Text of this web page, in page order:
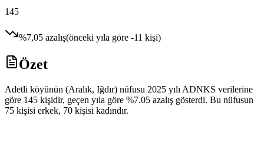
145
%7,05 azalış(önceki yıla göre -11 kişi)
Özet
Adetli köyünün (Aralık, Iğdır) nüfusu 2025 yılı ADNKS verilerine
göre 145 kişidir, geçen yıla göre %7.05 azalış gösterdi. Bu nüfusun
75 kişisi erkek, 70 kişisi kadındır.